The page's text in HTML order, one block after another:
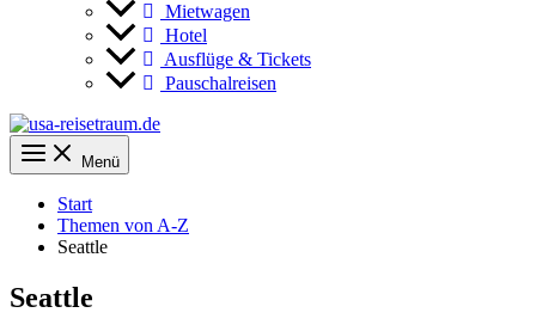
Mietwagen
Hotel
Ausflüge & Tickets
Pauschalreisen
Menü
Start
Themen von A-Z
Seattle
Seattle